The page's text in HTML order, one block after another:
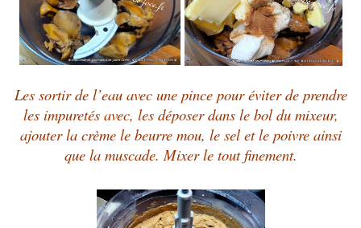
Les sortir de l’eau avec une pince pour éviter de prendre
les impuretés avec, les déposer dans le bol du mixeur,
ajouter la crème le beurre mou, le sel et le poivre ainsi
que la muscade. Mixer le tout finement.